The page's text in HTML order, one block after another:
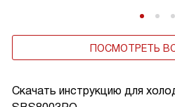
Скачать инструкцию для
ПОСМОТРЕТЬ